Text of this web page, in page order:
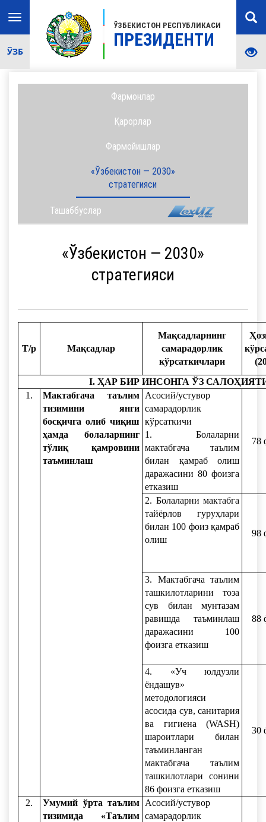
ЎЗБЕКИСТОН РЕСПУБЛИКАСИ
ПРЕЗИДЕНТИ
Toggle
navigation
ЎЗБ
Фармонлар
Қарорлар
Фармойишлар
«Ўзбекистон — 2030»
стратегияси
Ташаббуслар
«Ўзбекистон — 2030»
стратегияси
Т/р Мақсадлар
Мақсадларнинг
самарадорлик
кўрсаткичлари
I. ҲАР БИР ИНСОНГА ЎЗ
1.
Мактабгача таълим
тизимини янги
босқичга олиб чиқиш
ҳамда болаларнинг
тўлиқ қамровини
таъминлаш
Асосий/устувор
самарадорлик
кўрсаткичи
1. Болаларни
мактабгача таълим
билан қамраб олиш
даражасини 80 фоизга
етказиш
78
2. Болаларни мактабга
тайёрлов гуруҳлари
билан 100 фоиз қамраб
олиш
98
3. Мактабгача таълим
ташкилотларини тоза
сув билан мунтазам
равишда таъминлаш
даражасини 100
фоизга етказиш
88
4. «Уч юлдузли
ёндашув»
методологияси
асосида сув, санитария
ва гигиена (WASН)
шароитлари билан
таъминланган
мактабгача таълим
ташкилотлари сонини
86 фоизга етказиш
30
2.
Умумий ўрта таълим
тизимида «Таълим
Асосий/устувор
самарадорлик